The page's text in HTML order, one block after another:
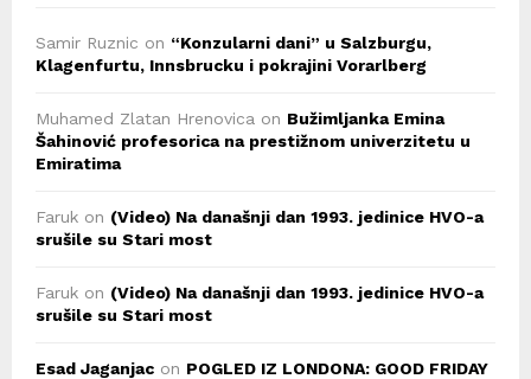
Samir Ruznic on “Konzularni dani” u Salzburgu,
Klagenfurtu, Innsbrucku i pokrajini Vorarlberg
Muhamed Zlatan Hrenovica on Bužimljanka Emina
Šahinović profesorica na prestižnom univerzitetu u
Emiratima
Faruk on (Video) Na današnji dan 1993. jedinice HVO-a
srušile su Stari most
Faruk on (Video) Na današnji dan 1993. jedinice HVO-a
srušile su Stari most
Esad Jaganjac on POGLED IZ LONDONA: GOOD FRIDAY